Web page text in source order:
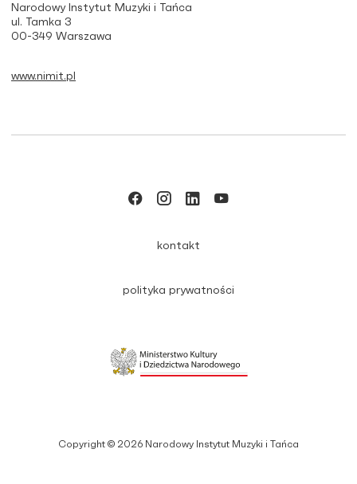
Narodowy Instytut Muzyki i Tańca
ul. Tamka 3
00-349 Warszawa
www.nimit.pl
Copyright © 2026 Narodowy Instytut Muzyki i Tańca
kontakt
polityka prywatności